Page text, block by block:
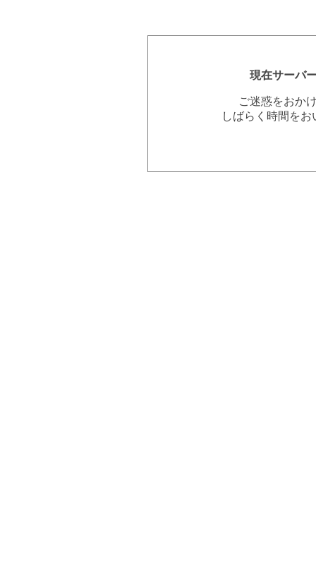
現在サーバ
ご迷惑をおか
しばらく時間を